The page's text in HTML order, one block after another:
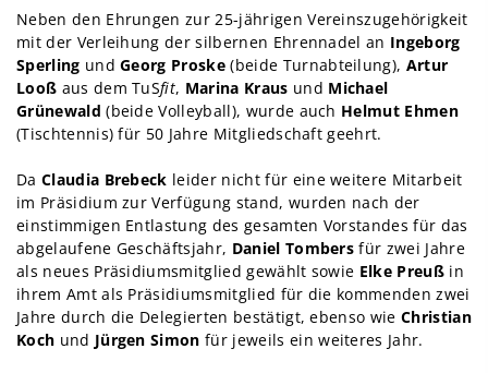
Neben den Ehrungen zur 25-jährigen Vereinszugehörigkeit
mit der Verleihung der silbernen Ehrennadel an Ingeborg
Sperling und Georg Proske(beide Turnabteilung), Artur
Looß aus dem TuSfit, Marina Kraus und Michael
Grünewald(beide Volleyball), wurde auch Helmut Ehmen
(Tischtennis) für 50 Jahre Mitgliedschaft geehrt.
Da Claudia Brebeck leider nicht für eine weitere Mitarbeit
im Präsidium zur Verfügung stand, wurden nach der
einstimmigen Entlastung des gesamten Vorstandes für das
abgelaufene Geschäftsjahr, Daniel Tombers für zwei Jahre
als neues Präsidiumsmitglied gewählt sowie Elke Preuß in
ihrem Amt als Präsidiumsmitglied für die kommenden zwei
Jahre durch die Delegierten bestätigt, ebenso wieChristian
Koch und Jürgen Simonfür jeweils ein weiteres Jahr.